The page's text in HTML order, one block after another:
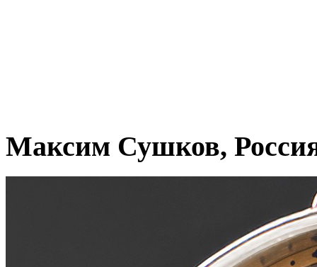
Максим Сушков,